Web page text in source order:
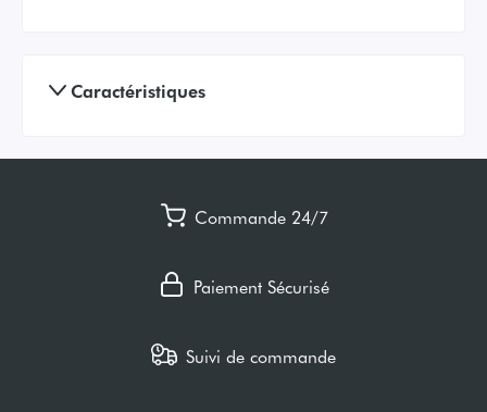
Caractéristiques
Commande 24/7
Paiement Sécurisé
Suivi de commande